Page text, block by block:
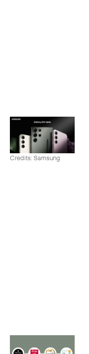
Credits: Samsung